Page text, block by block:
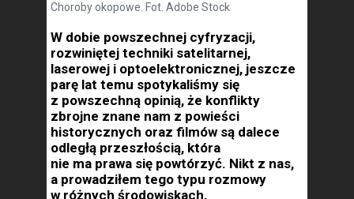
Choroby okopowe. Fot. Adobe Stock
W dobie powszechnej cyfryzacji,
rozwiniętej techniki satelitarnej,
laserowej i optoelektronicznej, jeszcze
parę lat temu spotykaliśmy się
z powszechną opinią, że konflikty
zbrojne znane nam z powieści
historycznych oraz filmów są dalece
odległą przeszłością, która
nie ma prawa się powtórzyć. Nikt z nas,
a prowadziłem tego typu rozmowy
w różnych środowiskach,